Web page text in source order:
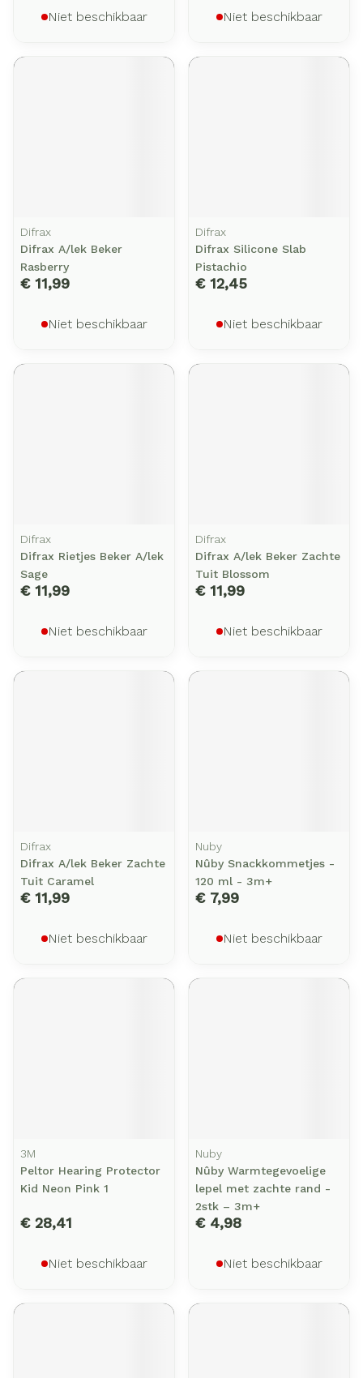
Niet beschikbaar Niet beschikbaar
Difrax
Difrax A/lek Beker
Rasberry
€ 11,99
Niet beschikbaar
Difrax
Difrax Silicone Slab
Pistachio
€ 12,45
Niet beschikbaar
Difrax
Difrax Rietjes Beker A/lek
Sage
€ 11,99
Niet beschikbaar
Difrax
Difrax A/lek Beker Zachte
Tuit Blossom
€ 11,99
Niet beschikbaar
Difrax
Difrax A/lek Beker Zachte
Tuit Caramel
€ 11,99
Niet beschikbaar
Nuby
Nûby Snackkommetjes -
120 ml - 3m+
€ 7,99
Niet beschikbaar
3M
Peltor Hearing Protector
Kid Neon Pink 1
€ 28,41
Niet beschikbaar
Nuby
Nûby Warmtegevoelige
lepel met zachte rand -
2stk – 3m+
€ 4,98
Niet beschikbaar